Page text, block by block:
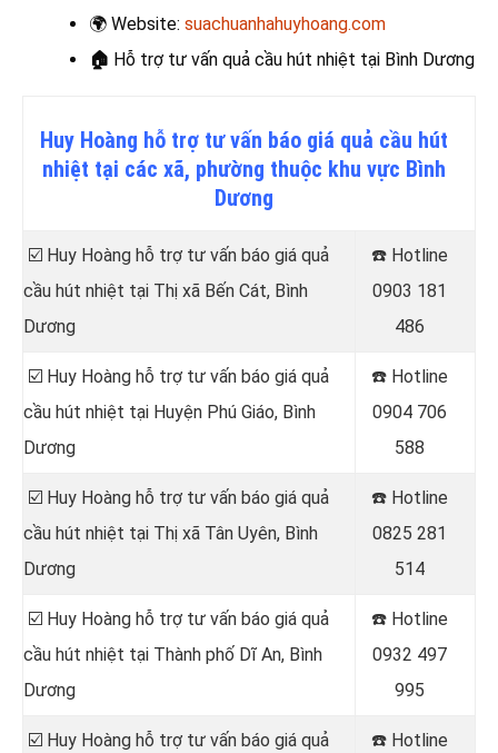
🌍 Website: suachuanhahuyhoang.com
🏠 Hỗ trợ tư vấn quả cầu hút nhiệt tại Bình Dương
Huy Hoàng hỗ trợ tư vấn báo giá quả cầu hút
nhiệt tại các xã, phường thuộc khu vực Bình
Dương
☑️ Huy Hoàng hỗ trợ tư vấn báo giá quả
cầu hút nhiệt tại Thị xã Bến Cát, Bình
Dương
☎️ Hotline
0903 181
486
☑️ Huy Hoàng hỗ trợ tư vấn báo giá quả
cầu hút nhiệt tại Huyện Phú Giáo, Bình
Dương
☎️ Hotline
0904 706
588
☑️ Huy Hoàng hỗ trợ tư vấn báo giá quả
cầu hút nhiệt tại Thị xã Tân Uyên, Bình
Dương
☎️ Hotline
0825 281
514
☑️ Huy Hoàng hỗ trợ tư vấn báo giá quả
cầu hút nhiệt tại Thành phố Dĩ An, Bình
Dương
☎️ Hotline
0932 497
995
☑️ Huy Hoàng hỗ trợ tư vấn báo giá quả
☎️ Hotline